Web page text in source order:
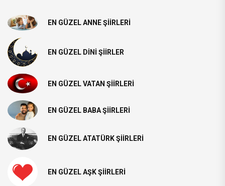
EN GÜZEL ANNE ŞIIRLERI
EN GÜZEL DINI ŞIIRLER
EN GÜZEL VATAN ŞIIRLERI
EN GÜZEL BABA ŞIIRLERI
EN GÜZEL ATATÜRK ŞIIRLERI
EN GÜZEL AŞK ŞIIRLERI